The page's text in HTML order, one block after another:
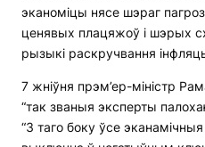
эканоміцы нясе шэраг
ценявых плацяжоў і шэрых
рызыкі раскручвання
7 жніўня прэм’ер-міністр
“так званыя эксперты
“З таго боку ўсе